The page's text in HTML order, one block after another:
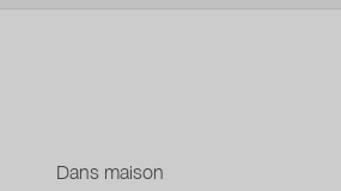
Dans maison